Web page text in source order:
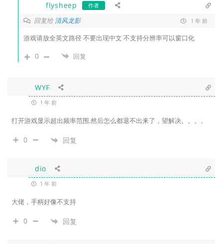
flysheep 作者
回复给清风龙影 1 年 前
游戏请放全英文路径 不要出现中文 不支持分辨率可以窗口化
0 回复
WYF
1 年 前
打开游戏显示超出频率范围,然后怎么都退不出来了，望解决。。。。
0 回复
dio
1 年 前
大佬，手柄好像不支持
0 回复